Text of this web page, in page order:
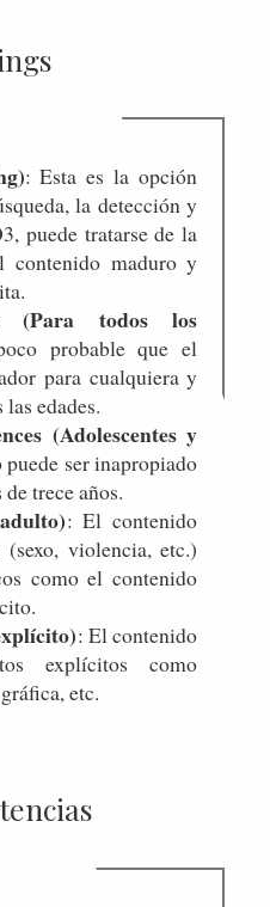
: Esta es la opción
la detección y
puede tratarse de la
contenido maduro y
(Para todos los
probable que el
para cualquiera y
edades.
(Adolescentes y
ser inapropiado
trece años.
: El contenido
violencia, etc.)
como el contenido
: El contenido
explícitos como
etc.